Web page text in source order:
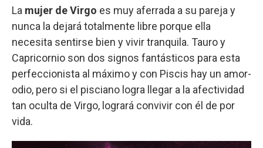
La mujer de Virgo es muy aferrada a su pareja y
nunca la dejará totalmente libre porque ella
necesita sentirse bien y vivir tranquila. Tauro y
Capricornio son dos signos fantásticos para esta
perfeccionista al máximo y con Piscis hay un amor-
odio, pero si el pisciano logra llegar a la afectividad
tan oculta de Virgo, logrará convivir con él de por
vida.